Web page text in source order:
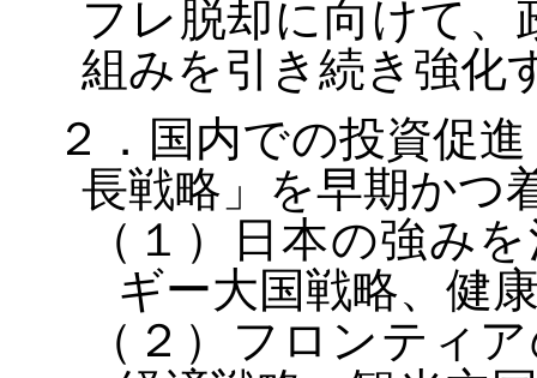
フレ脱却に向けて
組みを引き続き強化
２．国内での投資促
長戦略」を早期かつ
（１）日本の強み
ギー大国戦略、健
（２）フロンティ